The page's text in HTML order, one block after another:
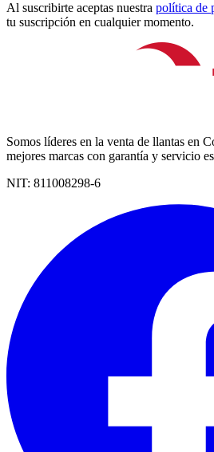
Al suscribirte aceptas nuestra política de
tu suscripción en cualquier momento.
Somos líderes en la venta de llantas en
mejores marcas con garantía y servicio
NIT: 811008298-6